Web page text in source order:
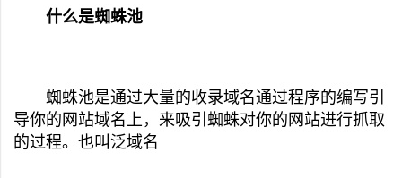
什么是蜘蛛池
蜘蛛池是通过大量的收录域名通过程序的编写引
导你的网站域名上，来吸引蜘蛛对你的网站进行抓取
的过程。也叫泛域名